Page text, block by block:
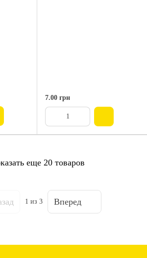
7.00 грн
еще 20 товаров
1 из 3 Вперед